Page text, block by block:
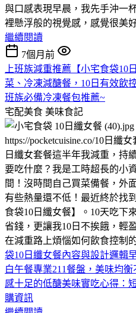
與口感表現早晨，我先手沖一
裡懸浮般的視覺感，感覺很美好
繼續閱讀
7個月前
上班族減重推薦【小宅食袋10
菜、冷凍減醣餐，10日有效飲
班族必備冷凍餐包推薦~
宅配美食 美味食記
https://pocketcuisine.co/10日纖
日纖女套餐這半年我減重，持
要吃什麼？我是工時超長的小
間！沒時間自己買菜備餐，外
有些熱量還不低！最近終於找
食袋10日纖女餐】。10天吃下
省錢，更讓我10日不挨餓，輕
在減重路上煩惱如何飲食控制
袋10日纖女餐內容與設計邏輯
白午餐專業211餐盤，美味均衡
感十足的低醣美味實吃心得：
購資訊